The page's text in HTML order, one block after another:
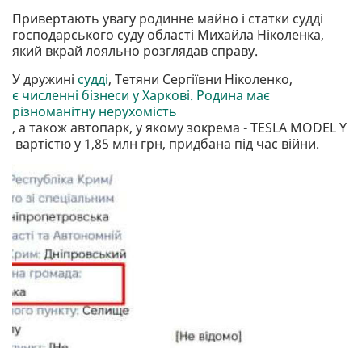
Привертають увагу родинне майно і статки судді
господарського суду області Михайла Ніколенка,
який вкрай лояльно розглядав справу.
У дружині судді, Тетяни Сергіївни Ніколенко,
є численні бізнеси у Харкові. Родина має
різноманітну нерухомість
, а також автопарк, у якому зокрема - TESLA MODEL Y
вартістю у 1,85 млн грн, придбана під час війни.